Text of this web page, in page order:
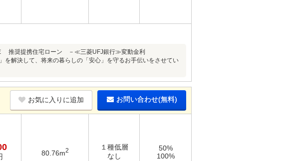
Ｅ 推奨提携住宅ローン －≪三菱UFJ銀行≫変動金利
決して、将来の暮らしの「安心」を守るお手伝いをさせてい
お気に入りに追加 お問い合わせ(無料)
80.76m2
１種低層
なし
50%
100%